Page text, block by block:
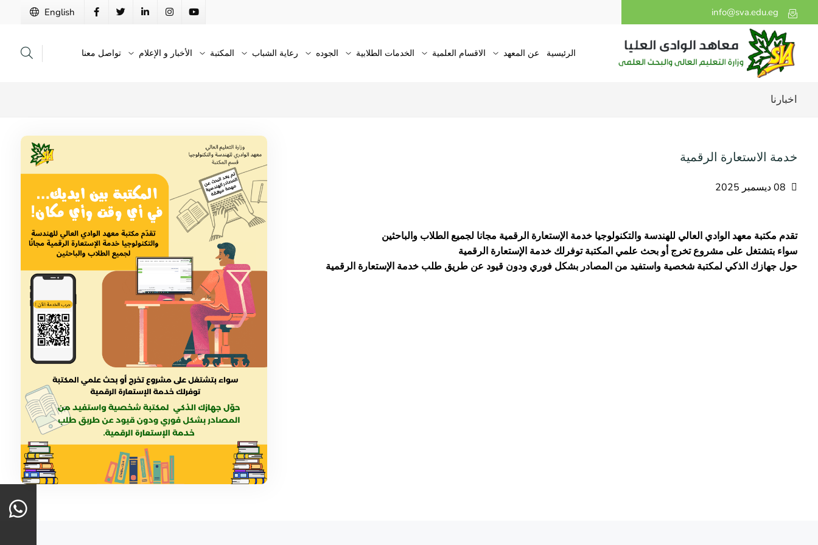
English
الرئيسية عن المعهد الاقسام العلمية الخدمات الطلابية الجوده رعاية الشباب المكتبة الأخبار و الإعلام تواصل معنا
اخبارنا
خدمة الاستعارة الرقمية
تقدم مكتبة معهد الوادي العالي للهندسة والتكنولوجيا خدمة الإستعارة الرقمية مجانا لجميع الطلاب والباحثين
سواء بتشتغل على مشروع تخرج أو بحث علمي المكتبة توفرلك خدمة الإستعارة الرقمية
حول جهازك الذكي لمكتبة شخصية واستفيد من المصادر بشكل فوري ودون قيود عن طريق طلب خدمة الإستعارة الرقمية